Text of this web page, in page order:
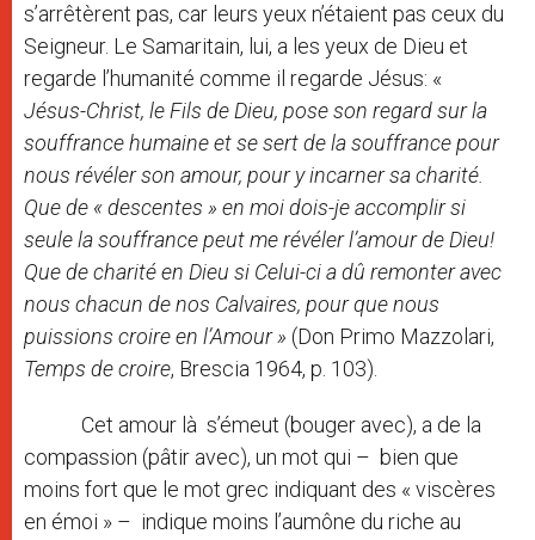
s’arrêtèrent pas, car leurs yeux n’étaient pas ceux du
Seigneur. Le Samaritain, lui, a les yeux de Dieu et
regarde l’humanité comme il regarde Jésus: «
Jésus-Christ, le Fils de Dieu, pose son regard sur la
souffrance humaine et se sert de la souffrance pour
nous révéler son amour, pour y incarner sa charité.
Que de « descentes » en moi dois-je accomplir si
seule la souffrance peut me révéler l’amour de Dieu!
Que de charité en Dieu si Celui-ci a dû remonter avec
nous chacun de nos Calvaires, pour que nous
puissions croire en l’Amour » (Don Primo Mazzolari,
Temps de croire, Brescia 1964, p. 103).
Cet amour là s’émeut (bouger avec), a de la
compassion (pâtir avec), un mot qui – bien que
moins fort que le mot grec indiquant des « viscères
en émoi » – indique moins l’aumône du riche au